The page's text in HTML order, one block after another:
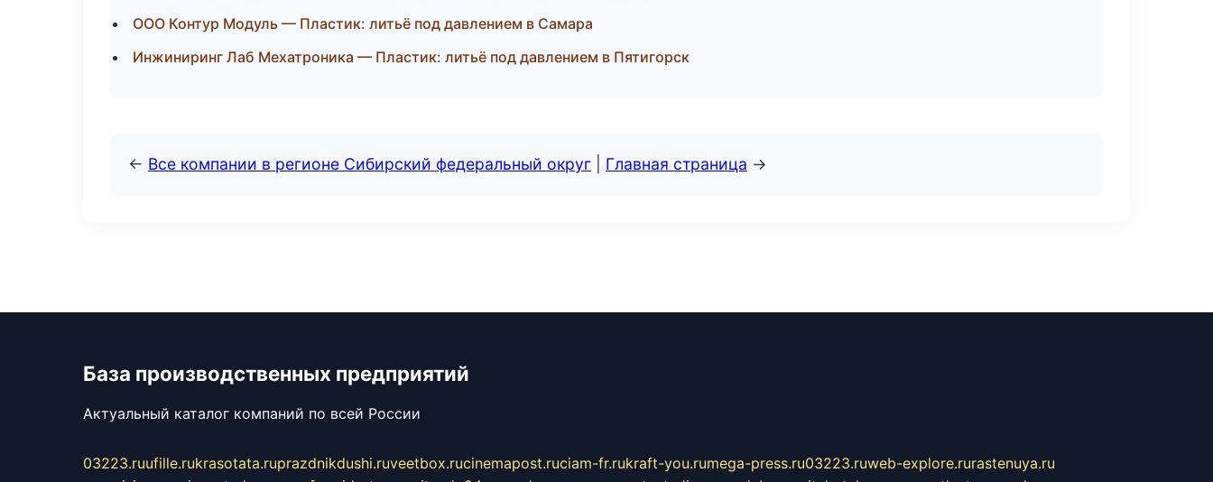
ООО Контур Модуль — Пластик: литьё под давлением в Самара
Инжиниринг Лаб Мехатроника — Пластик: литьё под давлением в Пятигорск
← Все компании в регионе Сибирский федеральный округ Главная страница →
База производственных предприятий
Актуальный каталог компаний по всей России
03223.ruufille.rukrasotata.ruprazdnikdushi.ruveetbox.rucinemapost.ruciam-fr.rukraft-you.rumega-press.ru03223.ruweb-explore.rurastenuya.ru